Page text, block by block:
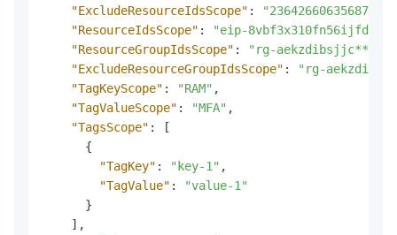
"ExcludeResourceIdsScope" :
"ResourceIdsScope" :
"eip-
"ResourceGroupIdsScope" : "rg-aekzdibsjjc****"
"ExcludeResourceGroupIdsScope" :
"rg-
"TagKeyScope" : "RAM" ,
"TagValueScope" : "MFA" ,
"TagsScope" :
[
{
"TagKey" : "key-1" ,
"TagValue" :
"value-1"
}
] ,